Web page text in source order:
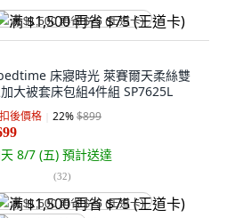
满 $1,500 再省 $75 (王道卡)
床寢時光 萊賽爾天柔絲雙
大被套床包組4件組 SP7625L
後價格 22%$899
8/7 (五) 預計送達
(32)
满 $1,500 再省 $75 (王道卡)